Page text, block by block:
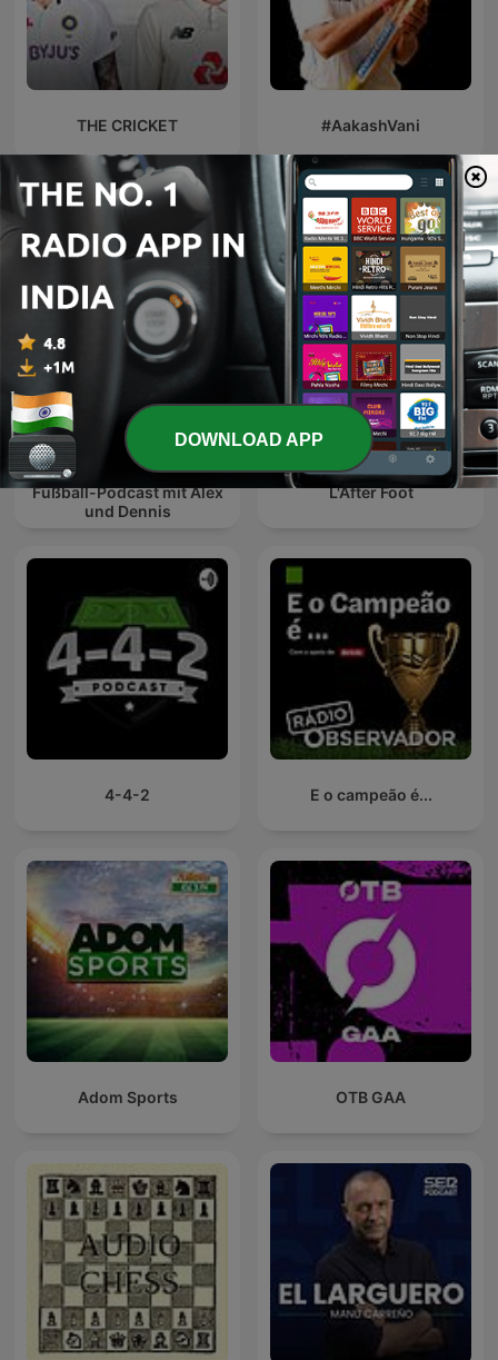
THE CRICKET #AakashVani
International Sports podcasts
"PFOSTEN RETTET!" - Der
Fußball-Podcast mit Alex
und Dennis
L'After Foot
4-4-2 E o campeão é...
Adom Sports OTB GAA
DOWNLOAD APP